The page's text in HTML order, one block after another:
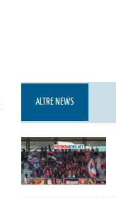
ALTRE NEWS